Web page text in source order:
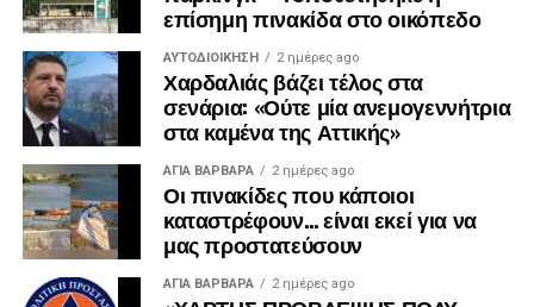
επίσημη πινακίδα στο οικόπεδο
ΑΥΤΟΔΙΟΊΚΗΣΗ 2 ημέρες ago
Χαρδαλιάς βάζει τέλος στα
σενάρια: «Ούτε μία ανεμογεννήτρια
στα καμένα της Αττικής»
ΑΓΙΑ ΒΑΡΒΑΡΑ 2 ημέρες ago
Οι πινακίδες που κάποιοι
καταστρέφουν… είναι εκεί για να
μας προστατεύσουν
ΑΓΙΑ ΒΑΡΒΑΡΑ 2 ημέρες ago